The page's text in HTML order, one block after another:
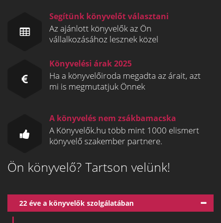
Segítünk könyvelőt választani
Az ajánlott könyvelők az Ön
vállalkozásához lesznek közel
Könyvelési árak 2025
Ha a könyvelőiroda megadta az árait, azt
mi is megmutatjuk Önnek
A könyvelés nem zsákbamacska
A Könyvelők.hu több mint 1000 elismert
könyvelő szakember partnere.
Ön könyvelő? Tartson velünk!
22 éve a könyvelők szolgálatában